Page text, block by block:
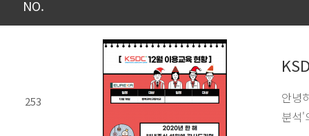
NO.
253
안녕
분석'